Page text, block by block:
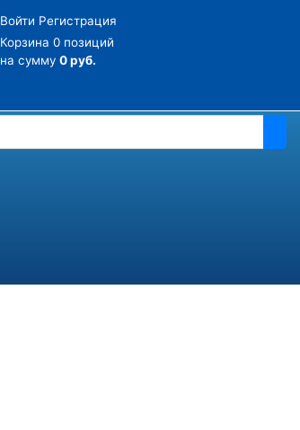
Войти Регистрация
Корзина 0 позиций
на сумму 0 руб.